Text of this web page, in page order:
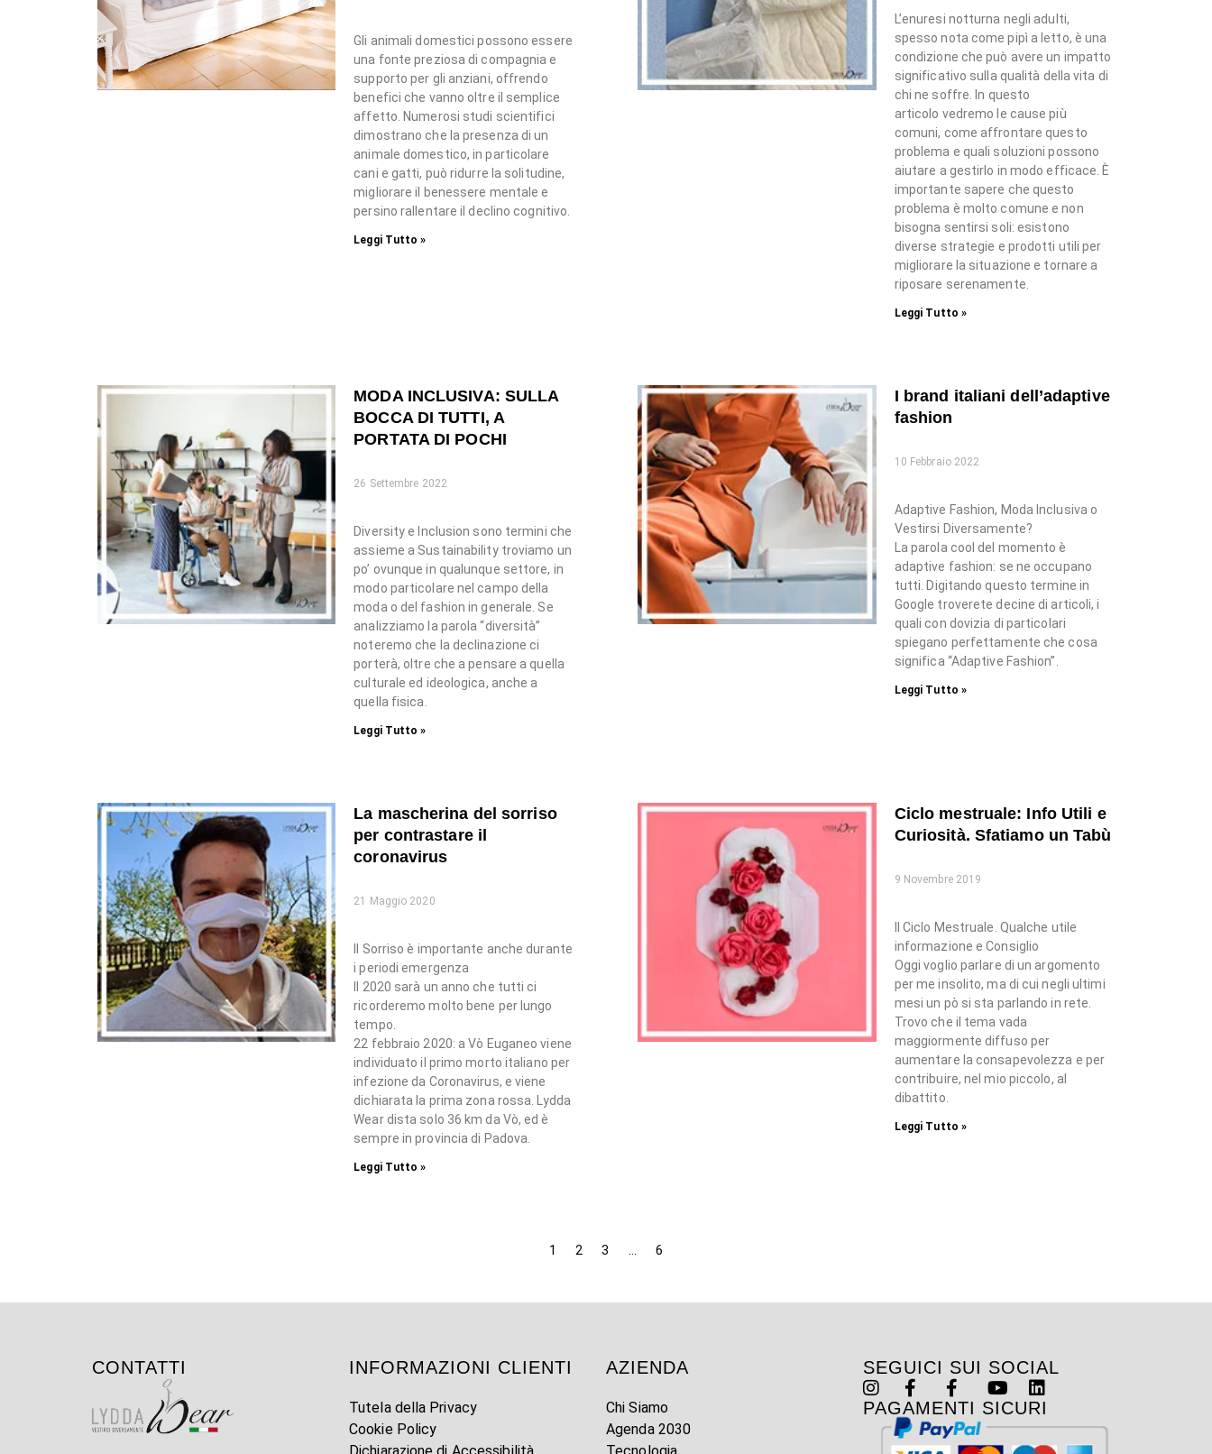
Gli animali domestici possono essere
una fonte preziosa di compagnia e
supporto per gli anziani, offrendo
benefici che vanno oltre il semplice
affetto. Numerosi studi scientifici
dimostrano che la presenza di un
animale domestico, in particolare
cani e gatti, può ridurre la solitudine,
migliorare il benessere mentale e
persino rallentare il declino cognitivo.
Leggi Tutto »
L’enuresi notturna negli adulti,
spesso nota come pipì a letto, è una
condizione che può avere un impatto
significativo sulla qualità della vita di
chi ne soffre. In questo
articolo vedremo le cause più
comuni, come affrontare questo
problema e quali soluzioni possono
aiutare a gestirlo in modo efficace. È
importante sapere che questo
problema è molto comune e non
bisogna sentirsi soli: esistono
diverse strategie e prodotti utili per
migliorare la situazione e tornare a
riposare serenamente.
Leggi Tutto »
MODA INCLUSIVA: SULLA
BOCCA DI TUTTI, A
PORTATA DI POCHI
26 Settembre 2022
Diversity e Inclusion sono termini che
assieme a Sustainability troviamo un
po’ ovunque in qualunque settore, in
modo particolare nel campo della
moda o del fashion in generale. Se
analizziamo la parola “diversità”
noteremo che la declinazione ci
porterà, oltre che a pensare a quella
culturale ed ideologica, anche a
quella fisica.
Leggi Tutto »
I brand italiani dell’adaptive
fashion
10 Febbraio 2022
Adaptive Fashion, Moda Inclusiva o
Vestirsi Diversamente?
La parola cool del momento è
adaptive fashion: se ne occupano
tutti. Digitando questo termine in
Google troverete decine di articoli, i
quali con dovizia di particolari
spiegano perfettamente che cosa
significa “Adaptive Fashion”.
Leggi Tutto »
La mascherina del sorriso
per contrastare il
coronavirus
21 Maggio 2020
Il Sorriso è importante anche durante
i periodi emergenza
Il 2020 sarà un anno che tutti ci
ricorderemo molto bene per lungo
tempo.
22 febbraio 2020: a Vò Euganeo viene
individuato il primo morto italiano per
infezione da Coronavirus, e viene
dichiarata la prima zona rossa. Lydda
Wear dista solo 36 km da Vò, ed è
sempre in provincia di Padova.
Leggi Tutto »
Ciclo mestruale: Info Utili e
Curiosità. Sfatiamo un Tabù
9 Novembre 2019
Il Ciclo Mestruale. Qualche utile
informazione e Consiglio
Oggi voglio parlare di un argomento
per me insolito, ma di cui negli ultimi
mesi un pò si sta parlando in rete.
Trovo che il tema vada
maggiormente diffuso per
aumentare la consapevolezza e per
contribuire, nel mio piccolo, al
dibattito.
Leggi Tutto »
1 2 3 6
CONTATTI INFORMAZIONI CLIENTI
Tutela della Privacy
Cookie Policy
AZIENDA
Chi Siamo
Agenda 2030
SEGUICI SUI SOCIAL
PAGAMENTI SICURI